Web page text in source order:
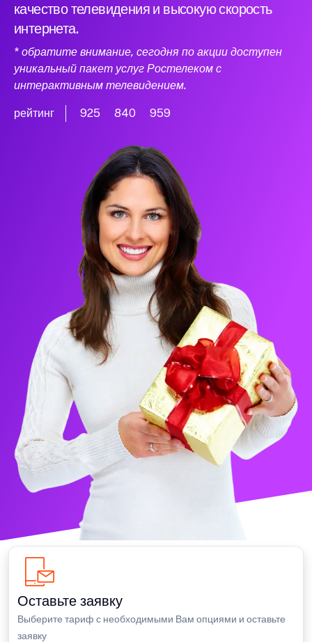
качество телевидения и высокую скорость
интернета.
* обратите внимание, сегодня по акции доступен
уникальный пакет услуг Ростелеком с
интерактивным телевидением.
рейтинг 925 840 959
Оставьте заявку
Выберите тариф с необходимыми Вам опциями и оставьте
заявку